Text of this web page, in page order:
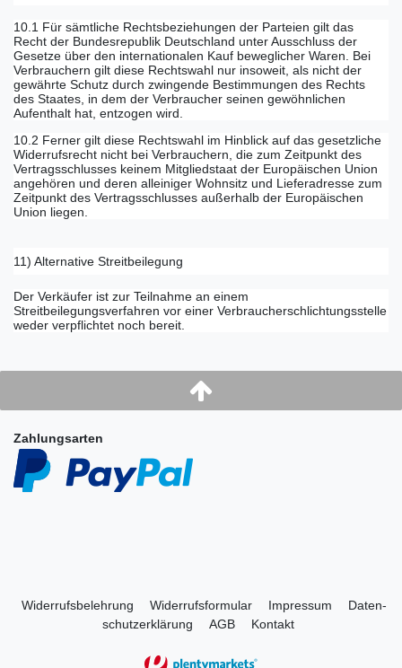
10.1 Für sämtliche Rechtsbeziehungen der Parteien gilt das
Recht der Bundesrepublik Deutschland unter Ausschluss der
Gesetze über den internationalen Kauf beweglicher Waren. Bei
Verbrauchern gilt diese Rechtswahl nur insoweit, als nicht der
gewährte Schutz durch zwingende Bestimmungen des Rechts
des Staates, in dem der Verbraucher seinen gewöhnlichen
Aufenthalt hat, entzogen wird.
10.2 Ferner gilt diese Rechtswahl im Hinblick auf das gesetzliche
Widerrufsrecht nicht bei Verbrauchern, die zum Zeitpunkt des
Vertragsschlusses keinem Mitgliedstaat der Europäischen Union
angehören und deren alleiniger Wohnsitz und Lieferadresse zum
Zeitpunkt des Vertragsschlusses außerhalb der Europäischen
Union liegen.
11) Alternative Streitbeilegung
Der Verkäufer ist zur Teilnahme an einem
Streitbeilegungsverfahren vor einer Verbraucherschlichtungsstelle
weder verpflichtet noch bereit.
Zahlungsarten
Widerrufs­belehrung Widerrufs­formular Impressum
Daten­
schutz­erklärung
AGB Kontakt